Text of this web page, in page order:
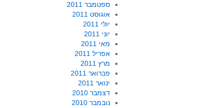
ספטמבר 2011
אוגוסט 2011
יולי 2011
יוני 2011
מאי 2011
אפריל 2011
מרץ 2011
פברואר 2011
ינואר 2011
דצמבר 2010
נובמבר 2010